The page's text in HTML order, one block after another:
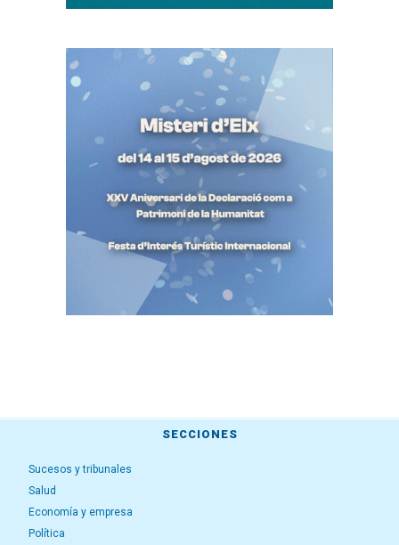
SECCIONES
Sucesos y tribunales
Salud
Economía y empresa
Política